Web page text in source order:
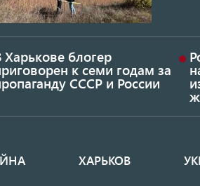
Харькове блогер
к семи годам за
СССР и России
ХАРЬКОВ